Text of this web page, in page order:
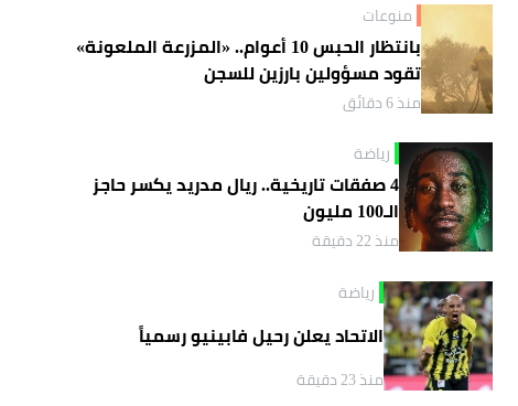
منوعات
بانتظار الحبس 10 أعوام.. «المزرعة الملعونة»
تقود مسؤولين بارزين للسجن
منذ 6 دقائق
رياضة
4 صفقات تاريخية.. ريال مدريد يكسر حاجز
الـ100 مليون
منذ 22 دقيقة
رياضة
الاتحاد يعلن رحيل فابينيو رسمياً
منذ 23 دقيقة